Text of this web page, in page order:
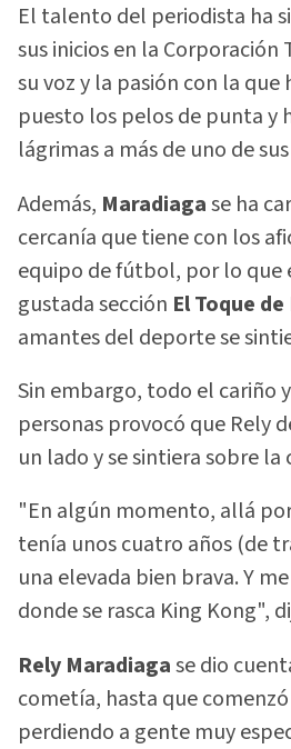
El talento del periodista ha
sus inicios en la Corporación
su voz y la pasión con la que
puesto los pelos de punta y
lágrimas a más de uno de
Además, Maradiagase ha
cercanía que tiene con los
equipo de fútbol, por lo que
gustada sección El Toque de
amantes del deporte se
Sin embargo, todo el cariño
personas provocó que Rely
un lado y se sintiera sobre la
"En algún momento, allá
tenía unos cuatro años (de
una elevada bien brava. Y
donde se rasca King Kong",
Rely Maradiagase dio
cometía, hasta que
perdiendo a gente muy